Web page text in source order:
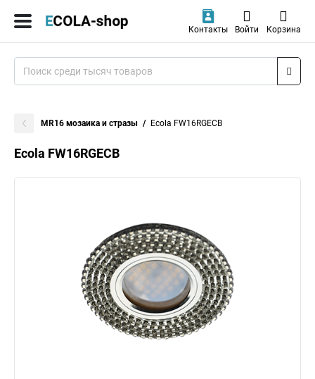
Контакты Войти Корзина
MR16 мозаика и стразы Ecola FW16RGECB
Ecola FW16RGECB